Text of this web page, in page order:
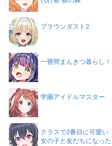
ブラウンダスト2
一畳間まんきつ暮らし！
学園アイドルマスター
クラスで2番目に可愛い
女の子と友だちになった